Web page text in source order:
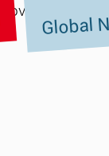
Global